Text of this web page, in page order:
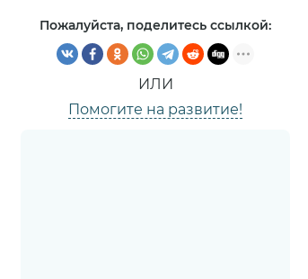
Пожалуйста, поделитесь ссылкой:
ИЛИ
Помогите на развитие!